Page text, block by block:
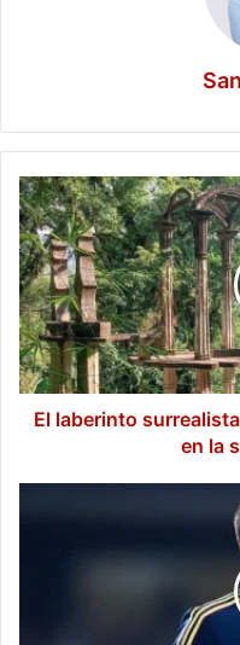
El
laberinto
surrealista
de
concreto
que
se
esconde
en
El laberinto
en la